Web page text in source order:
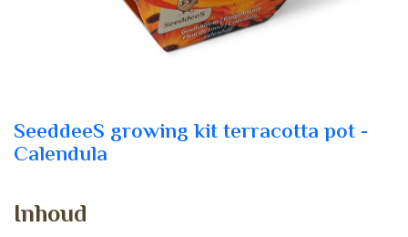
SeeddeeS growing kit terracotta pot -
Calendula
Inhoud